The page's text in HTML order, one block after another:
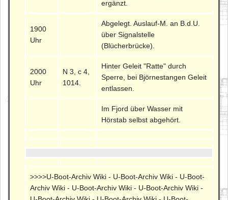
ergänzt.
1900
Uhr
Abgelegt. Auslauf-M. an B.d.U.
über Signalstelle
(Blücherbrücke).
2000
Uhr
N 3, c 4,
1014.
Hinter Geleit "Ratte" durch
Sperre, bei Björnestangen Geleit
entlassen.
Im Fjord über Wasser mit
Hörstab selbst abgehört.
>>>>U-Boot-Archiv Wiki - U-Boot-Archiv Wiki - U-Boot-
Archiv Wiki - U-Boot-Archiv Wiki - U-Boot-Archiv Wiki -